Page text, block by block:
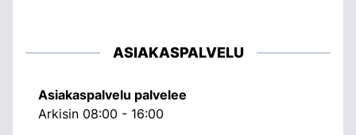
ASIAKASPALVELU
Asiakaspalvelu palvelee
Arkisin 08:00 - 16:00